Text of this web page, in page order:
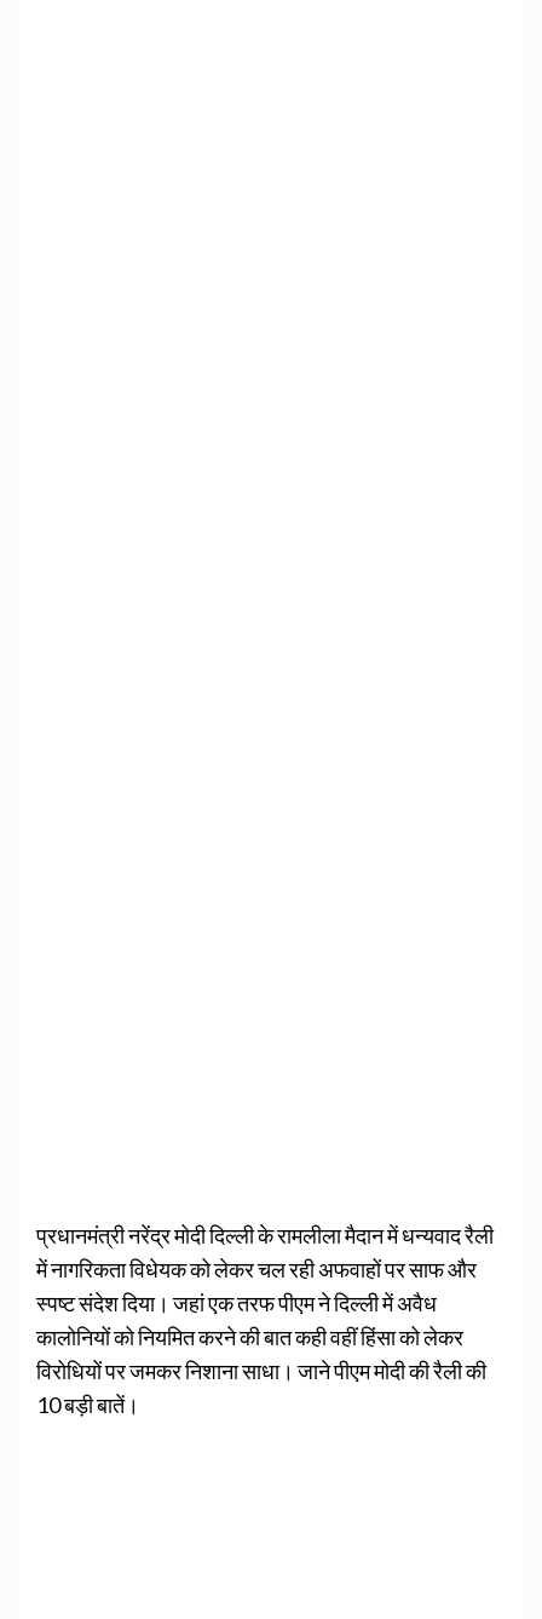
प्रधानमंत्री नरेंद्र मोदी दिल्ली के रामलीला मैदान में धन्यवाद रैली
में नागरिकता विधेयक को लेकर चल रही अफवाहों पर साफ और
स्पष्ट संदेश दिया। जहां एक तरफ पीएम ने दिल्ली में अवैध
कालोनियों को नियमित करने की बात कही वहीं हिंसा को लेकर
विरोधियों पर जमकर निशाना साधा। जाने पीएम मोदी की रैली की
10 बड़ी बातें।